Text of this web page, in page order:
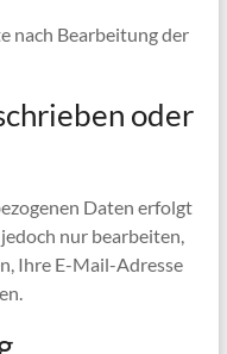
nach Bearbeitung der
oder
Daten erfolgt
nur bearbeiten,
Ihre E-Mail-Adresse